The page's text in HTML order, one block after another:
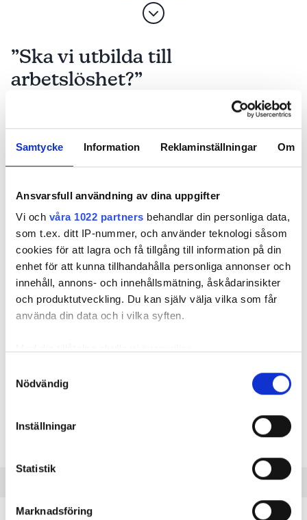
Samtycke Information Reklaminställningar Om
Ansvarsfull användning av dina uppgifter
Vi och våra 1022 partners behandlar din personliga data,
som t.ex. ditt IP-nummer, och använder teknologi såsom
cookies för att lagra och få tillgång till information på din
enhet för att kunna tillhandahålla personliga annonser och
innehåll, annons- och innehållsmätning, åskådarinsikter
och produktutveckling. Du kan själv välja vilka som får
använda din data och i vilka syften.
som kan ha en noggrannhet på upp till flera meter
Ta reda på mer om hur dina personliga uppgifter
Du kan ändra eller dra tillbaka ditt samtycke när som
Nödvändig
Inställningar
Statistik
Marknadsföring
”Ska vi utbilda till
arbetslöshet?”
13 APR 2021
Eleverna är numera 24 till antalet, men det finns bara åtta
svetsbås. Foto: Getty Images/Privat
När eleverna blev 50 procent fler räckte inte
företagen matchar inte det utökade antalet
elever. ”Ska vi utbilda till arbetslöshet?”,
undrar en av VVS-lärarna i Borlänge.
EVA-MARIA FASTH
VVS- OCH FASTIGHETSPROGRAMMET